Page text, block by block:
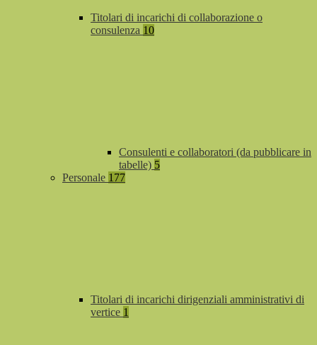
Titolari di incarichi di collaborazione o
consulenza 10
Consulenti e collaboratori (da pubblicare in
tabelle) 5
Personale 177
Titolari di incarichi dirigenziali amministrativi di
vertice 1